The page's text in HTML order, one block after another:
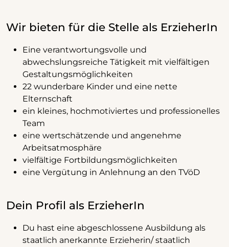
Wir bieten für die Stelle als ErzieherIn
Eine verantwortungsvolle und
abwechslungsreiche Tätigkeit mit vielfältigen
Gestaltungsmöglichkeiten
22 wunderbare Kinder und eine nette
Elternschaft
ein kleines, hochmotiviertes und professionelles
Team
eine wertschätzende und angenehme
Arbeitsatmosphäre
vielfältige Fortbildungsmöglichkeiten
eine Vergütung in Anlehnung an den TVöD
Dein Profil als ErzieherIn
Du hast eine abgeschlossene Ausbildung als
staatlich anerkannte Erzieherin/ staatlich